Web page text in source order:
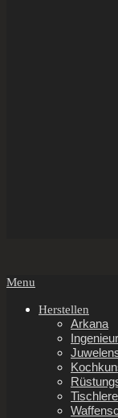
Secondary
Menu
Menu
Herstellen
Arkana